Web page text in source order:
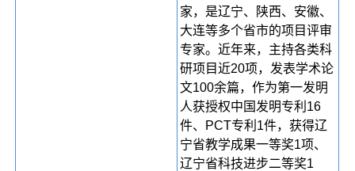
家，是辽宁、陕西、安徽、
大连等多个省市的项目评审
专家。近年来，主持各类科
研项目近20项，发表学术论
文100余篇，作为第一发明
人获授权中国发明专利16
件、PCT专利1件，获得辽
宁省教学成果一等奖1项、
辽宁省科技进步二等奖1